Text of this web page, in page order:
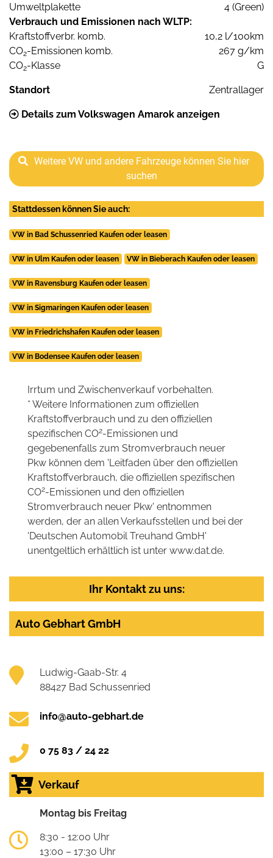
Umweltplakette
4 (Green)
Verbrauch und Emissionen nach WLTP:
Kraftstoffverbr. komb.
10,2 l/100km
CO2-Emissionen komb.
267 g/km
CO2-Klasse G
Standort Zentrallager
Details zum Volkswagen Amarok anzeigen
Weitere VW und andere Fahrzeuge können Sie hier
suchen
Stattdessen können Sie auch:
VW in Bad Schussenried Kaufen oder leasen
VW in Ulm Kaufen oder leasen VW in Bieberach Kaufen oder leasen
VW in Ravensburg Kaufen oder leasen
VW in Sigmaringen Kaufen oder leasen
VW in Friedrichshafen Kaufen oder leasen
VW in Bodensee Kaufen oder leasen
Irrtum und Zwischenverkauf vorbehalten.
* Weitere Informationen zum offiziellen
Kraftstoffverbrauch und zu den offiziellen
spezifischen CO2-Emissionen und
gegebenenfalls zum Stromverbrauch neuer
Pkw können dem 'Leitfaden über den offiziellen
Kraftstoffverbrauch, die offiziellen spezifischen
CO2-Emissionen und den offiziellen
Stromverbrauch neuer Pkw' entnommen
werden, der an allen Verkaufsstellen und bei der
'Deutschen Automobil Treuhand GmbH'
unentgeltlich erhältlich ist unter www.dat.de.
Ihr Kontakt zu uns:
Auto Gebhart GmbH
Ludwig-Gaab-Str. 4
88427 Bad Schussenried
info@auto-gebhart.de
0 75 83 / 24 22
Verkauf
Montag bis Freitag
8:30 - 12:00 Uhr
13:00 – 17:30 Uhr